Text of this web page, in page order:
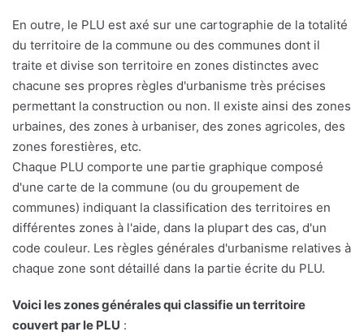
En outre, le PLU est axé sur une cartographie de la totalité
du territoire de la commune ou des communes dont il
traite et divise son territoire en zones distinctes avec
chacune ses propres règles d'urbanisme très précises
permettant la construction ou non. Il existe ainsi des zones
urbaines, des zones à urbaniser, des zones agricoles, des
zones forestières, etc.
Chaque PLU comporte une partie graphique composé
d'une carte de la commune (ou du groupement de
communes) indiquant la classification des territoires en
différentes zones à l'aide, dans la plupart des cas, d'un
code couleur. Les règles générales d'urbanisme relatives à
chaque zone sont détaillé dans la partie écrite du PLU.
Voici les zones générales qui classifie un territoire
couvert par le PLU :